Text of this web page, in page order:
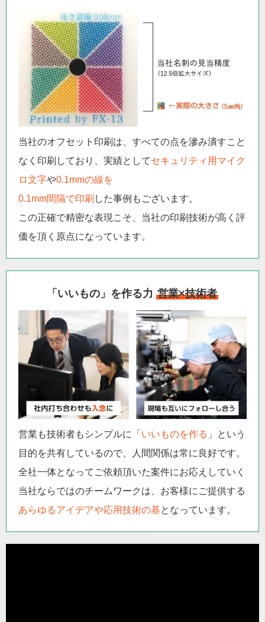
当社のオフセット印刷は、すべての点を滲み潰すこと
なく印刷しており、実績としてセキュリティ用マイク
ロ文字や0.1mmの線を
0.1mm間隔で印刷 した事例もございます。
この正確で精密な表現こそ、当社の印刷技術が高く評
価を頂く原点になっています。
「いいもの」を作る力 営業×技術者
営業も技術者もシンプルに「 いいものを作る 」という
目的を共有しているので、人間関係は常に良好です。
全社一体となってご依頼頂いた案件にお応えしていく
当社ならではのチームワークは、お客様にご提供する
あらゆるアイデアや応用技術の基となっています。